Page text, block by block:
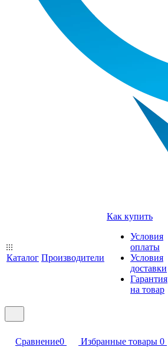
Каталог Производители
Как купить
Условия
оплаты
Условия
доставки
Гарантия
на товар
Сравнение0 Избранные товары 0